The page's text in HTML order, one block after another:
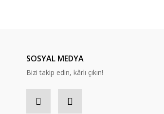
SOSYAL MEDYA
Bizi takip edin, kârlı çıkın!